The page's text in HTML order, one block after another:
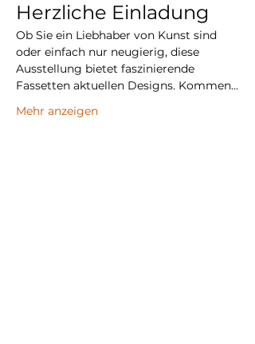
Herzliche Einladung
Ob Sie ein Liebhaber von Kunst sind
oder einfach nur neugierig, diese
Ausstellung bietet faszinierende
Fassetten aktuellen Designs. Kommen…
Mehr anzeigen